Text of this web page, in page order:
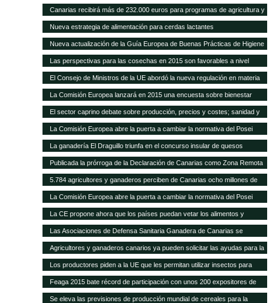
Catálogo de Sementales
Canarias recibirá más de 232.000 euros para programas de agricultura y
ganadería
Nueva estrategia de alimentación para cerdas lactantes
Nueva actualización de la Guía Europea de Buenas Prácticas de Higiene
para cereales y oleaginosas
Las perspectivas para las cosechas en 2015 son favorables a nivel
mundial, pero persisten puntos críticos de inseguridad alimentaria
El Consejo de Ministros de la UE abordó la nueva regulación en materia
de sanidad animal
La Comisión Europea lanzará en 2015 una encuesta sobre bienestar
animal
El sector caprino debate sobre producción, precios y costes; sanidad y
comercialización
La Comisión Europea abre la puerta a cambiar la normativa del Posei
La ganadería El Draguillo triunfa en el concurso insular de quesos
Publicada la prórroga de la Declaración de Canarias como Zona Remota
a efectos de la eliminación de subproductos SANDACH hasta junio de
2018
5.784 agricultores y ganaderos perciben de Canarias ocho millones de
euros en ayudas adicionales POSEI
La Comisión Europea abre la puerta a cambiar la normativa del Posei
La CE propone ahora que los países puedan vetar los alimentos y
piensos transgénicos
Las Asociaciones de Defensa Sanitaria Ganadera de Canarias se
reunirán anualmente en la Feria de Fuerteventura
Agricultores y ganaderos canarios ya pueden solicitar las ayudas para la
contratación de seguros agrarios
Los productores piden a la UE que les permitan utilizar insectos para
fabricar piensos
Feaga 2015 bate récord de participación con unos 200 expositores de
empresas, productores locales y gastronomía tradicional
Se eleva las previsiones de producción mundial de cereales para la